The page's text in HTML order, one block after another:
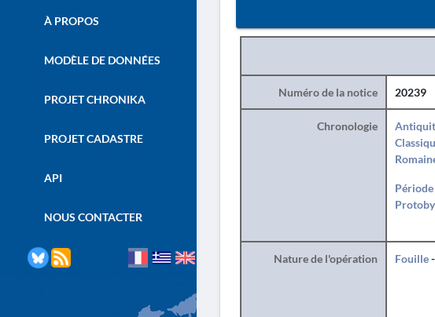
À PROPOS
MODÈLE DE DONNÉES
PROJET CHRONIKA
PROJET CADASTRE
API
NOUS CONTACTER
Numéro de la notice 20239
Chronologie
Nature de l'opération Fouille-